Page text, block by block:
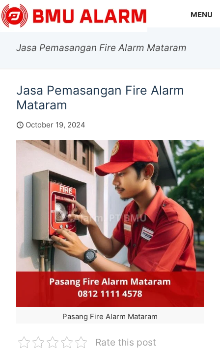
MENU
Jasa Pemasangan Fire Alarm Mataram
Jasa Pemasangan Fire Alarm
Mataram
October 19, 2024
Pasang Fire Alarm Mataram
Rate this post